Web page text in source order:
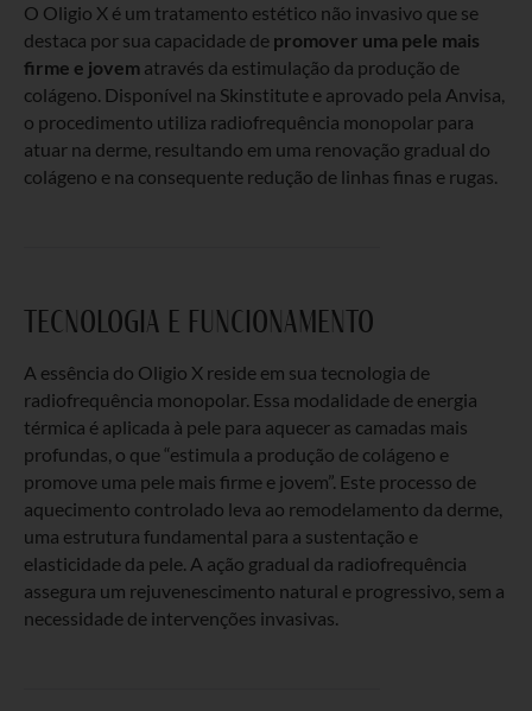
O Oligio X é um tratamento estético não invasivo que se
destaca por sua capacidade de promover uma pele mais
firme e jovem através da estimulação da produção de
colágeno. Disponível na Skinstitute e aprovado pela Anvisa,
o procedimento utiliza radiofrequência monopolar para
atuar na derme, resultando em uma renovação gradual do
colágeno e na consequente redução de linhas finas e rugas.
tecnologia e funcionamento
A essência do Oligio X reside em sua tecnologia de
radiofrequência monopolar. Essa modalidade de energia
térmica é aplicada à pele para aquecer as camadas mais
profundas, o que “estimula a produção de colágeno e
promove uma pele mais firme e jovem”. Este processo de
aquecimento controlado leva ao remodelamento da derme,
uma estrutura fundamental para a sustentação e
elasticidade da pele. A ação gradual da radiofrequência
assegura um rejuvenescimento natural e progressivo, sem a
necessidade de intervenções invasivas.